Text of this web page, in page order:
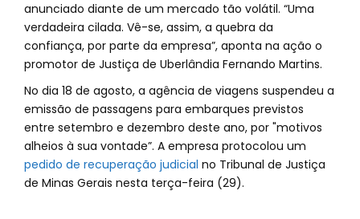
anunciado diante de um mercado tão volátil. “Uma
verdadeira cilada. Vê-se, assim, a quebra da
confiança, por parte da empresa”, aponta na ação o
promotor de Justiça de Uberlândia Fernando Martins.
No dia 18 de agosto, a agência de viagens suspendeu a
emissão de passagens para embarques previstos
entre setembro e dezembro deste ano, por "motivos
alheios à sua vontade”. A empresa protocolou um
pedido de recuperação judicial no Tribunal de Justiça
de Minas Gerais nesta terça-feira (29).